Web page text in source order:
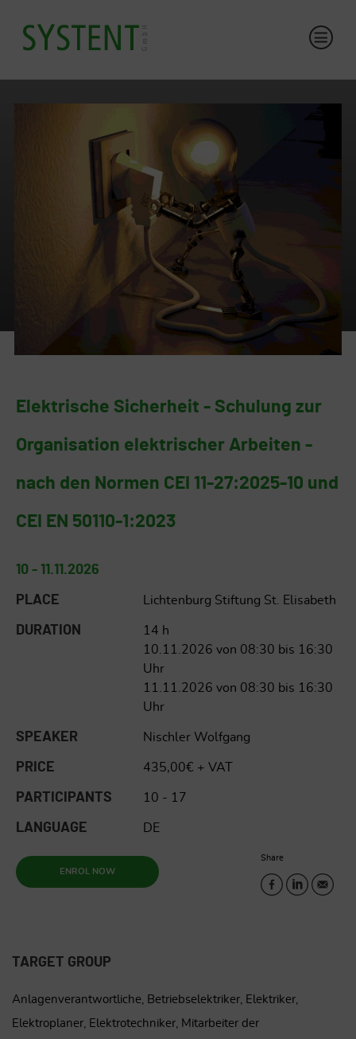
Elektrische Sicherheit - Schulung zur
Organisation elektrischer Arbeiten -
nach den Normen CEI 11-27:2025-10 und
CEI EN 50110-1:2023
10 - 11.11.2026
PLACE Lichtenburg Stiftung St. Elisabeth
DURATION
14 h
10.11.2026 von 08:30 bis 16:30
Uhr
11.11.2026 von 08:30 bis 16:30
Uhr
SPEAKER Nischler Wolfgang
PRICE 435,00€ + VAT
PARTICIPANTS 10 - 17
LANGUAGE DE
ENROL NOW
Share
TARGET GROUP
Anlagenverantwortliche, Betriebselektriker, Elektriker,
Elektroplaner, Elektrotechniker, Mitarbeiter der